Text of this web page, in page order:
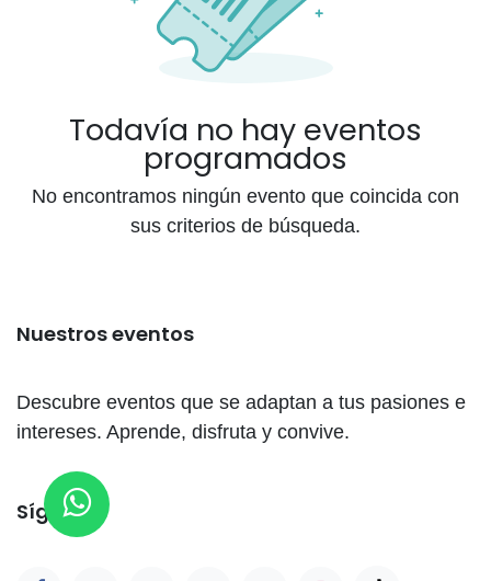
Todavía no hay eventos
programados
No encontramos ningún evento que coincida con
sus criterios de búsqueda.
Nuestros eventos
Descubre eventos que se adaptan a tus pasiones e
intereses. Aprende, disfruta y convive.
Síganos